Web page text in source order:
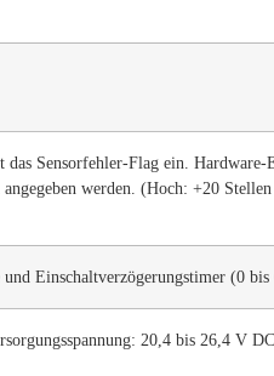
Sensorfehler-Flag ein.
werden. (Hoch: +20
Einschaltverzögerungstimer (0
20,4 bis 26,4 V